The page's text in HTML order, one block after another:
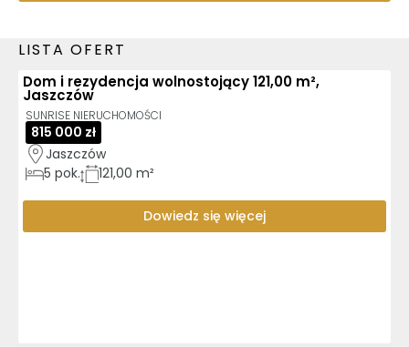
LISTA OFERT
Dom i rezydencja wolnostojący 121,00 m²,
Jaszczów
SUNRISE NIERUCHOMOŚCI
815 000 zł
Jaszczów
5 pok. 121,00 m²
Dowiedz się więcej